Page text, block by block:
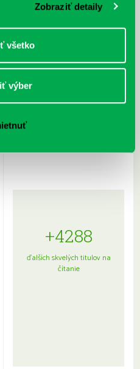
Zobraziť detaily
všetko
výber
kompletný sprievodca
+4288
ďalších skvelých titulov na
čítanie